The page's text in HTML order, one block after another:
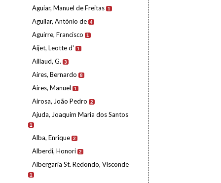
Aguiar, Manuel de Freitas 1
Aguilar, António de 4
Aguirre, Francisco 1
Aijet, Leotte d' 1
Aillaud, G. 3
Aires, Bernardo 8
Aires, Manuel 1
Airosa, João Pedro 2
Ajuda, Joaquim Maria dos Santos
1
Alba, Enrique 2
Alberdi, Honori 2
Albergaria St. Redondo, Visconde
1